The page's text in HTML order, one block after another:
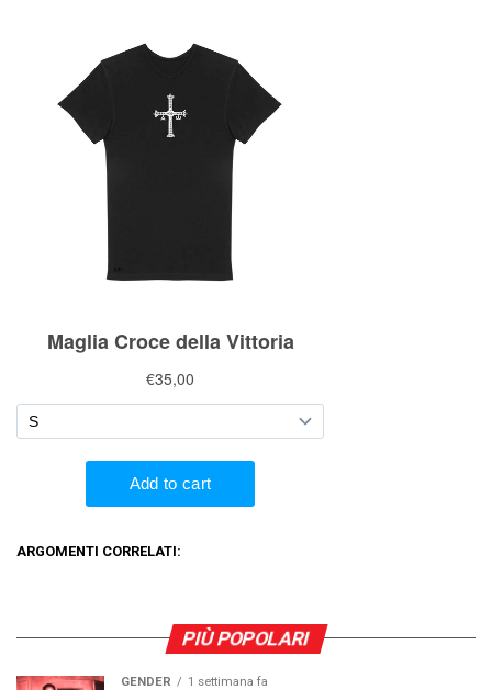
ARGOMENTI CORRELATI:
PIÙ POPOLARI
GENDER 1 settimana fa